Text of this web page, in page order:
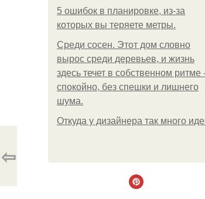
5 ошибок в планировке, из-за
которых вы теряете метры.
Среди сосен. Этот дом словно
вырос среди деревьев, и жизнь
здесь течет в собственном ритме
спокойно, без спешки и лишнего
шума.
Откуда у дизайнера так много
⇦